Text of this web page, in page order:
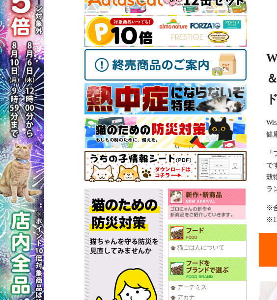
猫ごはんについて
アーテミス
アカナ
健
で
穀
ラ
※